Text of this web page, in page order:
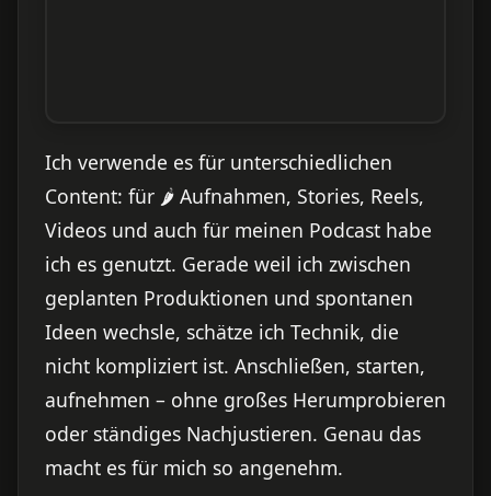
Ich verwende es für unterschiedlichen
Content: für 🌶 Aufnahmen, Stories, Reels,
Videos und auch für meinen Podcast habe
ich es genutzt. Gerade weil ich zwischen
geplanten Produktionen und spontanen
Ideen wechsle, schätze ich Technik, die
nicht kompliziert ist. Anschließen, starten,
aufnehmen – ohne großes Herumprobieren
oder ständiges Nachjustieren. Genau das
macht es für mich so angenehm.